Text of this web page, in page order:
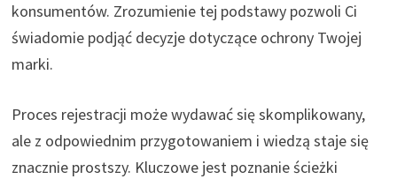
konsumentów. Zrozumienie tej podstawy pozwoli Ci
świadomie podjąć decyzje dotyczące ochrony Twojej
marki.
Proces rejestracji może wydawać się skomplikowany,
ale z odpowiednim przygotowaniem i wiedzą staje się
znacznie prostszy. Kluczowe jest poznanie ścieżki